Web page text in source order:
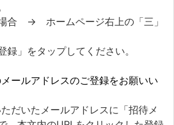
場合 → ホームページ右上の「三」
」をタップしてください。
ールアドレスのご登録をお願いい
だいたメールアドレスに「招待メ